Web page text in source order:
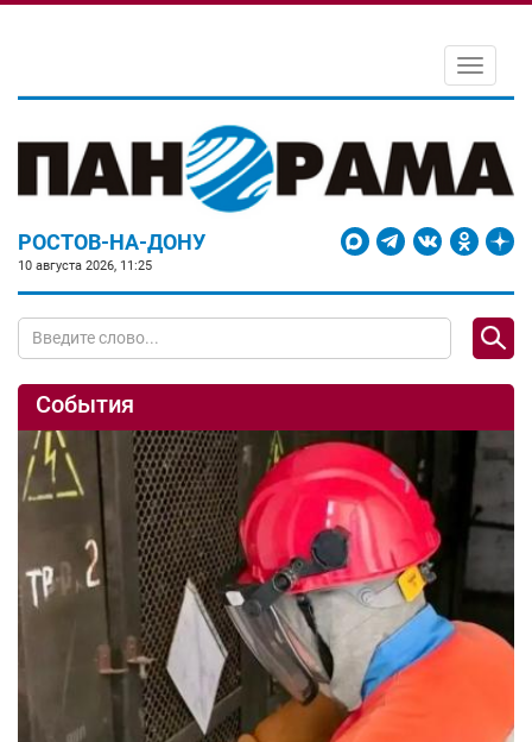
Toggle
РОСТОВ-НА-ДОНУ
10 августа 2026, 11:25
События